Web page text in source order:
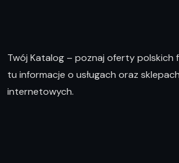
Twój Katalog – poznaj oferty polskich
tu informacje o usługach oraz sklepach
internetowych.